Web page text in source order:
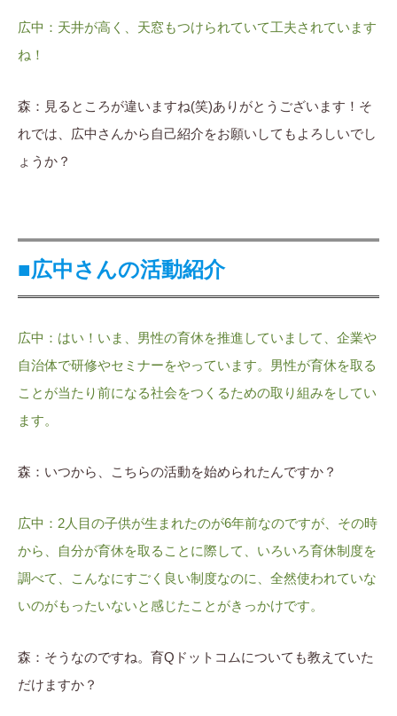
広中：天井が高く、天窓もつけられていて工夫されています
ね！
森：見るところが違いますね(笑)ありがとうございます！そ
れでは、広中さんから自己紹介をお願いしてもよろしいでし
ょうか？
■広中さんの活動紹介
広中：はい！いま、男性の育休を推進していまして、企業や
自治体で研修やセミナーをやっています。男性が育休を取る
ことが当たり前になる社会をつくるための取り組みをしてい
ます。
森：いつから、こちらの活動を始められたんですか？
広中：2人目の子供が生まれたのが6年前なのですが、その時
から、自分が育休を取ることに際して、いろいろ育休制度を
調べて、こんなにすごく良い制度なのに、全然使われていな
いのがもったいないと感じたことがきっかけです。
森：そうなのですね。育Qドットコムについても教えていた
だけますか？